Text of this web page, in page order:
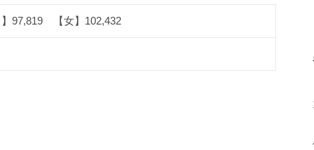
97,819 【女】102,432